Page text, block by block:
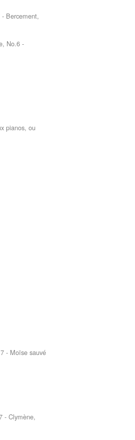
Bercement,
No.6 -
pianos, ou
- Moïse sauvé
- Clymène,